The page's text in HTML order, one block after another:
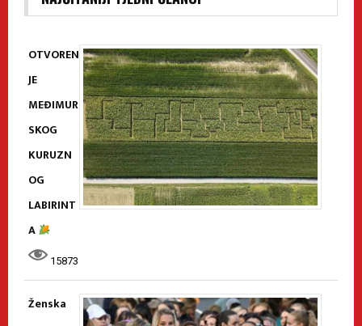
OTVOREN
JE
MEĐIMUR
SKOG
KURUZN
OG
LABIRINT
A
15873
Ženska